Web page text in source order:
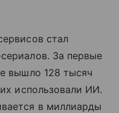
стал
За первые
вышло 128 тысяч
использовали ИИ.
в миллиарды